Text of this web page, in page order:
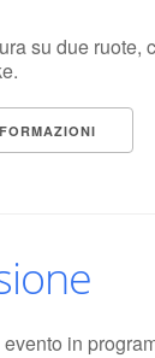
su due ruote,
in